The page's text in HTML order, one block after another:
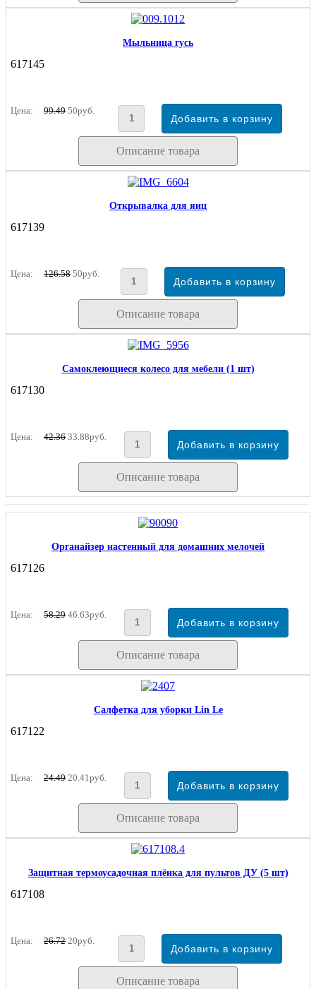
Мыльница гусь
617145
Цена: 99.49 50руб.
Описание товара
Открывалка для яиц
617139
Цена: 126.58 50руб.
Описание товара
Самоклеющиеся колесо для мебели (1 шт)
617130
Цена: 42.36 33.88руб.
Описание товара
Органайзер настенный для домашних мелочей
617126
Цена: 58.29 46.63руб.
Описание товара
Салфетка для уборки Lin Le
617122
Цена: 24.49 20.41руб.
Описание товара
Защитная термоусадочная плёнка для пультов ДУ (5 шт)
617108
Цена: 26.72 20руб.
Описание товара